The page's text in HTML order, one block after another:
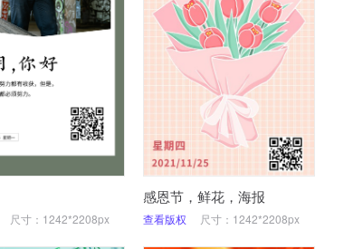
尺寸：1242*2208px
感恩节，鲜花，海报
查看版权 尺寸：1242*2208px